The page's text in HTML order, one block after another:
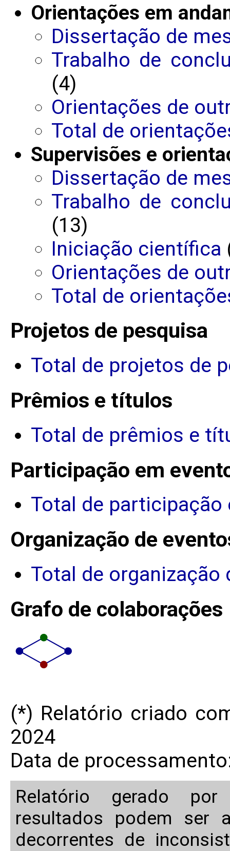
Orientações em
Dissertação de
Trabalho de
(4)
Orientações de
Total de
Supervisões e
Dissertação de
Trabalho de
(13)
Iniciação científica
Orientações de
Total de
Projetos de pesquisa
Total de projetos de
Prêmios e títulos
Total de prêmios e
Participação em
Total de participação
Organização de
Total de organização
Grafo de colaborações
(*) Relatório criado
2024
Data de
Relatório gerado
resultados podem ser
decorrentes de